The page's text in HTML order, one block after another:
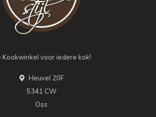
Kookwinkel voor iedere kok!
Heuvel 20F
5341 CW
Oss